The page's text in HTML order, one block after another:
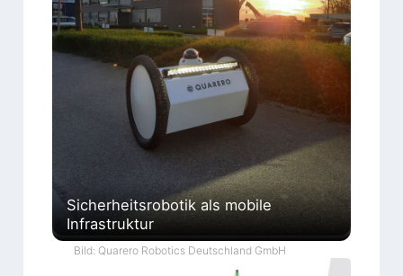
Sicherheitsrobotik als mobile
Infrastruktur
Bild: Quarero Robotics Deutschland GmbH